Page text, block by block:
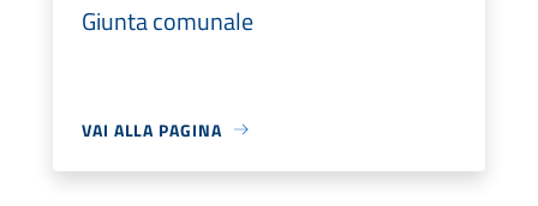
Giunta comunale
VAI ALLA PAGINA